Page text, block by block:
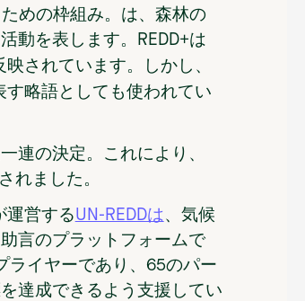
めの枠組み。は、森林の
動を表します。REDD+は
されています。
しかし、
す略語としても使われてい
連の決定。これにより、
れました。
運営するUN-REDDは、気候
言のプラットフォームで
ライヤーであり、65のパー
達成できるよう支援してい